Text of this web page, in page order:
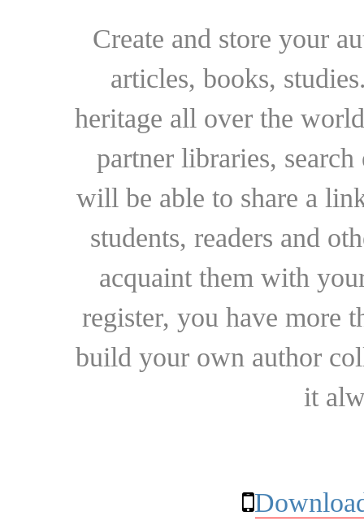
Create and store your
articles, books,
heritage all over the
partner libraries,
will be able to share a
students, readers and
acquaint them with
register, you have more
build your own author
it